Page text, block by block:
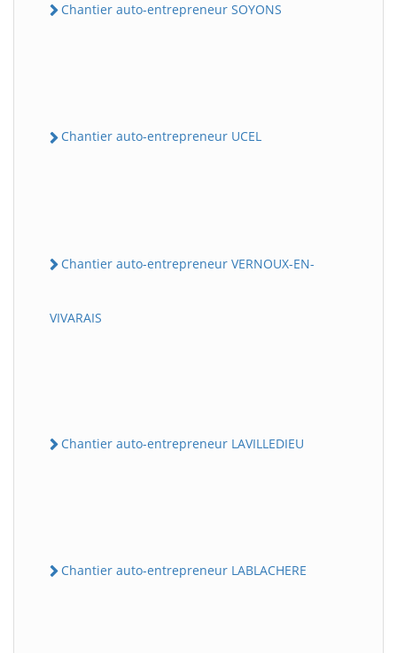
Chantier auto-entrepreneur SOYONS
Chantier auto-entrepreneur UCEL
Chantier auto-entrepreneur VERNOUX-EN-
VIVARAIS
Chantier auto-entrepreneur LAVILLEDIEU
Chantier auto-entrepreneur LABLACHERE